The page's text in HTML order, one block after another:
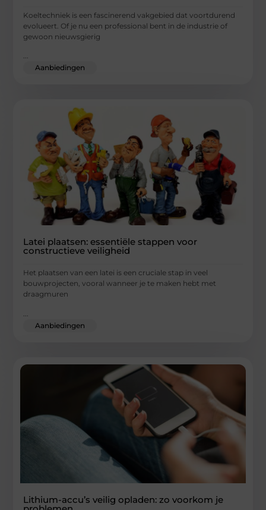
Koeltechniek is een fascinerend vakgebied dat voortdurend
evolueert. Of je nu een professional bent in de industrie of
gewoon nieuwsgierig
...
Aanbiedingen
Latei plaatsen: essentiële stappen voor
constructieve veiligheid
Het plaatsen van een latei is een cruciale stap in veel
bouwprojecten, vooral wanneer je te maken hebt met
draagmuren
Aanbiedingen
Lithium-accu’s veilig opladen: zo voorkom je